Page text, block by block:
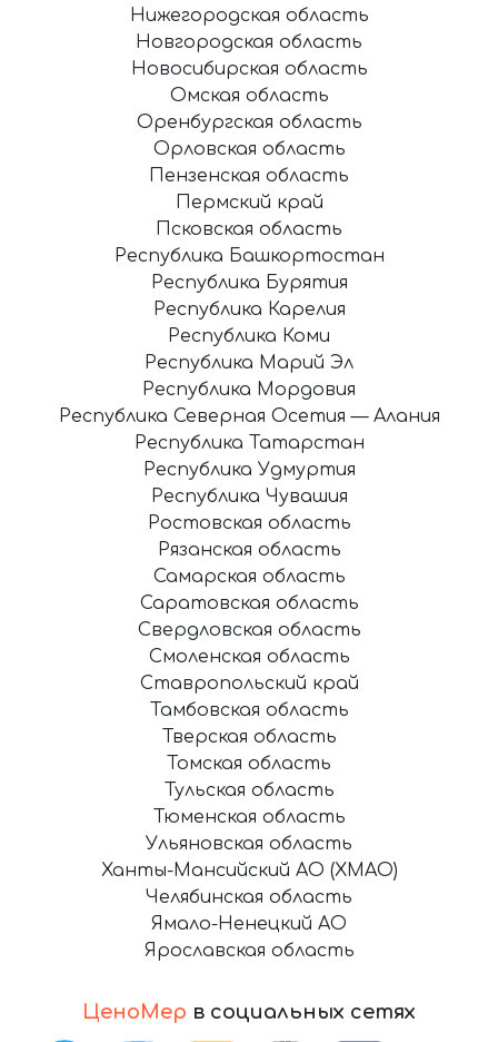
ЦеноМер в социальных сетях
Нижегородская область
Новгородская область
Новосибирская область
Омская область
Оренбургская область
Орловская область
Пензенская область
Пермский край
Псковская область
Республика Башкортостан
Республика Бурятия
Республика Карелия
Республика Коми
Республика Марий Эл
Республика Мордовия
Республика Северная Осетия — Алания
Республика Татарстан
Республика Удмуртия
Республика Чувашия
Ростовская область
Рязанская область
Самарская область
Саратовская область
Свердловская область
Смоленская область
Ставропольский край
Тамбовская область
Тверская область
Томская область
Тульская область
Тюменская область
Ульяновская область
Ханты-Мансийский АО (ХМАО)
Челябинская область
Ямало-Ненецкий АО
Ярославская область